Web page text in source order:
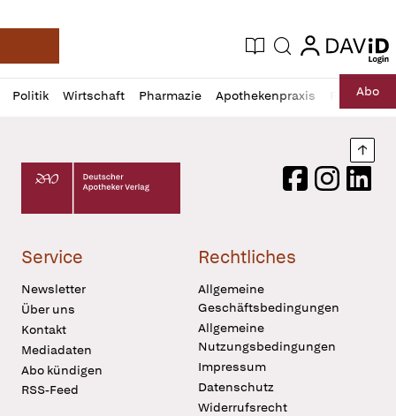
Deutsche Apotheker Zeitung
Aktuelle Ausgabe
Suche login
login
Politik Wirtschaft Pharmazie Apothekenpraxis RechtAbo
Profil
öffnen
Daz
Pur
Deutscher Apotheker Verlag Logo
FacebookInstagram
Service
Newsletter
Über uns
Kontakt
Mediadaten
Abo kündigen
RSS-Feed
Rechtliches
Allgemeine
Geschäftsbedingungen
Allgemeine
Nutzungsbedingungen
Impressum
Datenschutz
Widerrufsrecht